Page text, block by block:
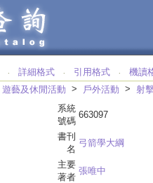
‧ 詳細格式 ‧ 引用格式 ‧
機讀
遊藝及休閒活動 > 戶外活動 > 射
系統
號碼
663097
書刊
名
弓箭學大綱
主要
著者
張唯中